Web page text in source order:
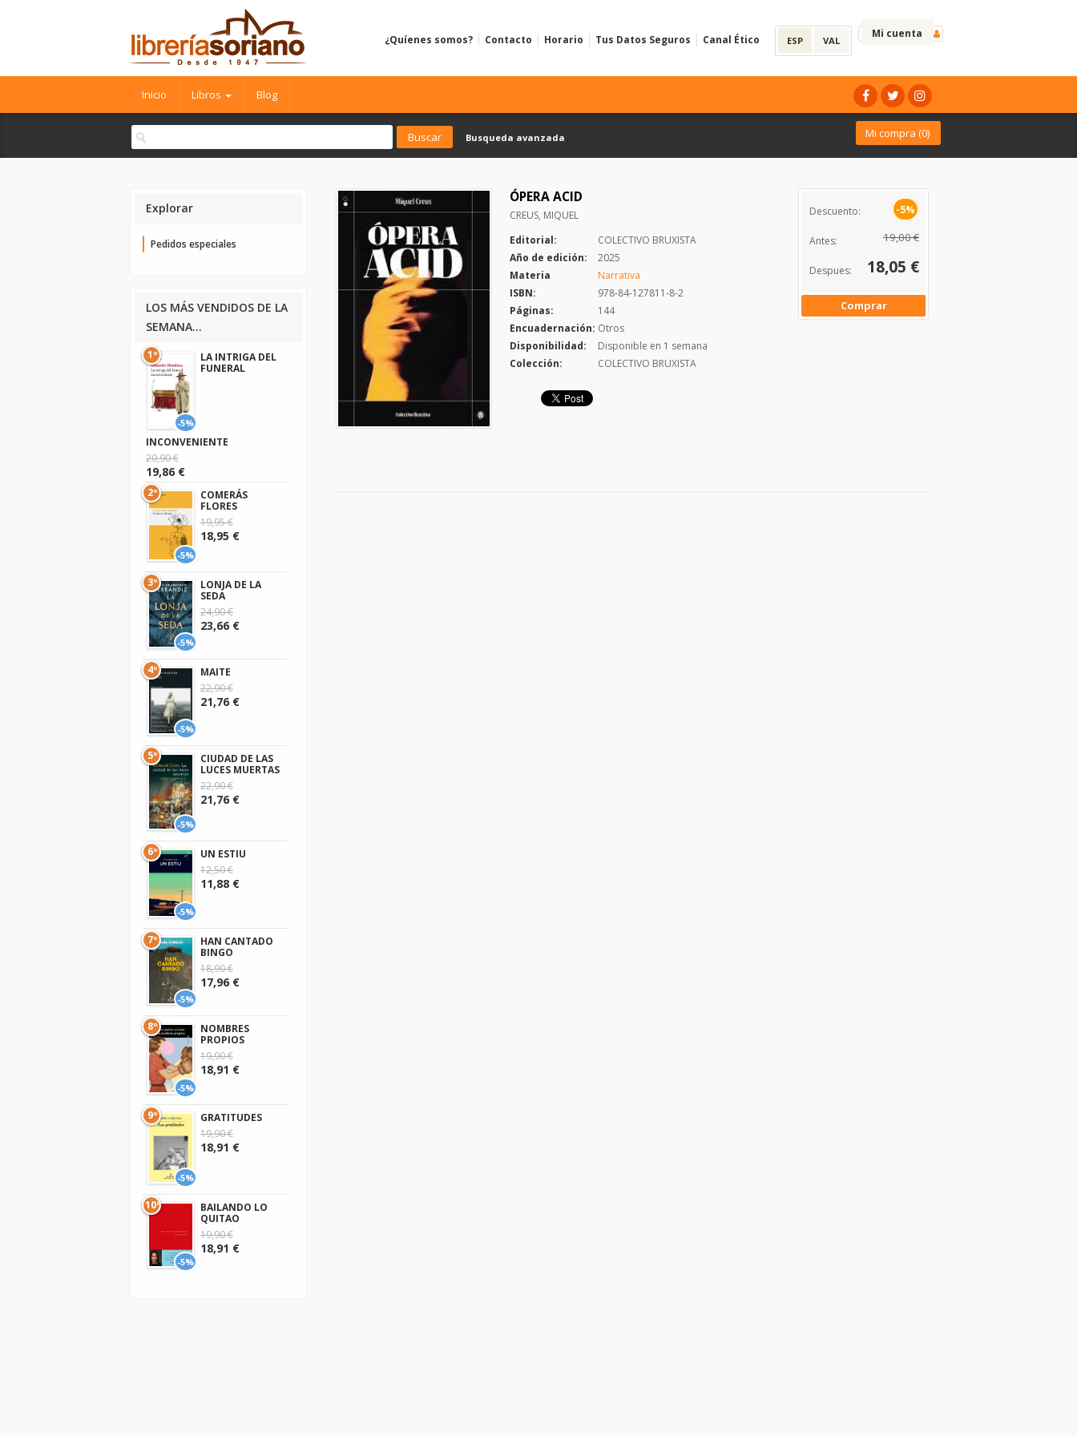
Mi cuenta
ESP VAL
¿Quíenes somos? Contacto Horario Tus Datos Seguros Canal Ético
Inicio Libros Blog
Busqueda avanzada Mi compra (0)
ÓPERA ACID
CREUS, MIQUEL
Editorial:
COLECTIVO BRUXISTA
Año de edición:
2025
Materia
Narrativa
ISBN:
978-84-127811-8-2
Páginas:
144
Encuadernación: Otros
Disponibilidad:
Disponible en 1 semana
Colección:
COLECTIVO BRUXISTA
Descuento: -5%
Antes: 19,00 €
Despues: 18,05 €
Comprar
Explorar
Pedidos especiales
LOS MÁS VENDIDOS DE LA
SEMANA...
-5%
1º
LA INTRIGA DEL
FUNERAL
INCONVENIENTE
20,90 €
19,86 €
-5%
2º
COMERÁS
FLORES
19,95 €
18,95 €
-5%
3º
LONJA DE LA
SEDA
24,90 €
23,66 €
-5%
4º
MAITE
22,90 €
21,76 €
-5%
5º
CIUDAD DE LAS
LUCES MUERTAS
22,90 €
21,76 €
-5%
6º
UN ESTIU
12,50 €
11,88 €
-5%
7º
HAN CANTADO
BINGO
18,90 €
17,96 €
-5%
8º
NOMBRES
PROPIOS
19,90 €
18,91 €
-5%
9º
GRATITUDES
19,90 €
18,91 €
-5%
10º
BAILANDO LO
QUITAO
19,90 €
18,91 €